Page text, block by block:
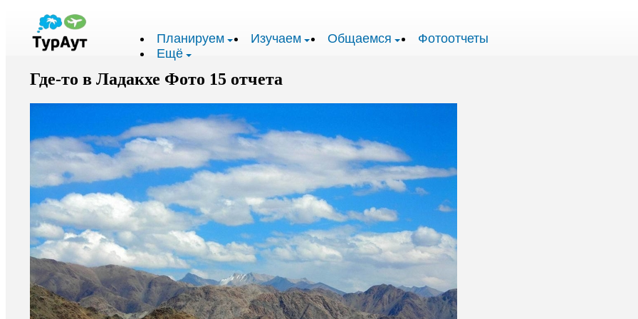
Планируем Изучаем Общаемся
Фотоотчеты
Ещё
Где-то в Ладакхе Фото 15 отчета